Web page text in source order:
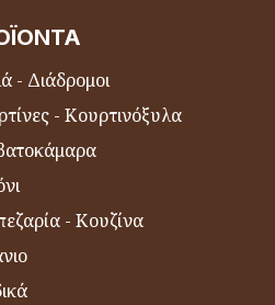
- Διάδρομοι
- Κουρτινόξυλα
- Κουζίνα